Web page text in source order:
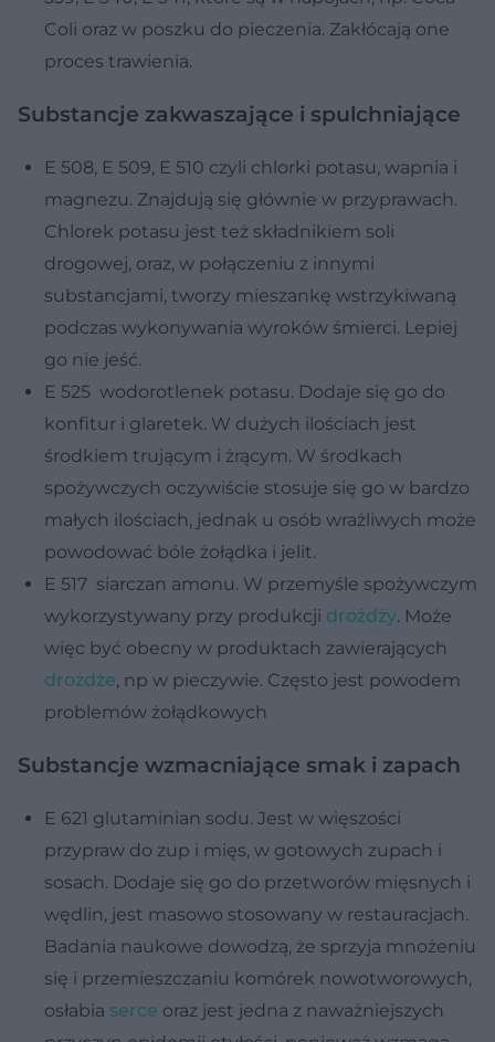
Coli oraz w poszku do pieczenia. Zakłócają one
proces trawienia.
Substancje zakwaszające i spulchniające
E 508, E 509, E 510 czyli chlorki potasu, wapnia i
magnezu. Znajdują się głównie w przyprawach.
Chlorek potasu jest też składnikiem soli
drogowej, oraz, w połączeniu z innymi
substancjami, tworzy mieszankę wstrzykiwaną
podczas wykonywania wyroków śmierci. Lepiej
go nie jeść.
E 525 wodorotlenek potasu. Dodaje się go do
konfitur i glaretek. W dużych ilościach jest
środkiem trującym i żrącym. W środkach
spożywczych oczywiście stosuje się go w bardzo
małych ilościach, jednak u osób wrażliwych może
powodować bóle żołądka i jelit.
E 517 siarczan amonu. W przemyśle spożywczym
wykorzystywany przy produkcji drożdży. Może
więc być obecny w produktach zawierających
drożdże, np w pieczywie. Często jest powodem
problemów żołądkowych
Substancje wzmacniające smak i zapach
E 621 glutaminian sodu. Jest w więszości
przypraw do zup i mięs, w gotowych zupach i
sosach. Dodaje się go do przetworów mięsnych i
wędlin, jest masowo stosowany w restauracjach.
Badania naukowe dowodzą, że sprzyja mnożeniu
się i przemieszczaniu komórek nowotworowych,
osłabia serce oraz jest jedna z naważniejszych